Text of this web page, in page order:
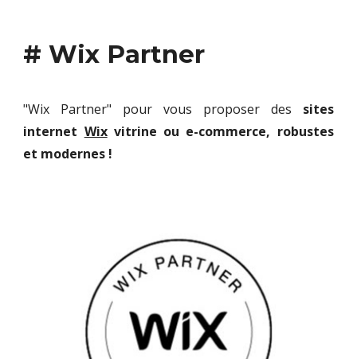
# Wix Partner
"Wix Partner" pour vous proposer des sites
internet Wix vitrine ou e-commerce, robustes
et modernes !